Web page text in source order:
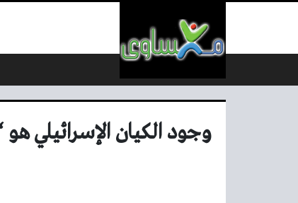
وجود الكيان الإسرائيلي هو